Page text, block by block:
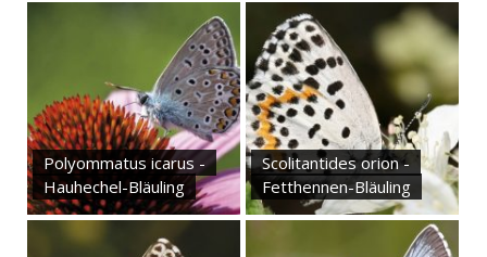
Polyommatus icarus -
Hauhechel-Bläuling
Scolitantides orion -
Fetthennen-Bläuling